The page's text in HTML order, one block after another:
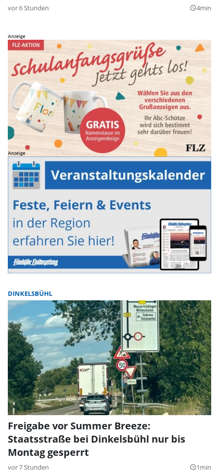
vor 6 Stunden query_builder4min
DINKELSBÜHL
Freigabe vor Summer Breeze:
Staatsstraße bei Dinkelsbühl nur bis
Montag gesperrt
vor 7 Stunden query_builder1min